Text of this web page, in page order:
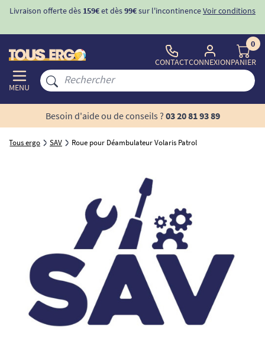
Livraison offerte dès 159€et dès99€sur l'incontinenceVoir conditions
MENU
CONTACTCONNEXION
0
PANIER
Besoin d'aide ou de conseils ? 03 20 81 93 89
Tous ergo SAV Roue pour Déambulateur Volaris Patrol